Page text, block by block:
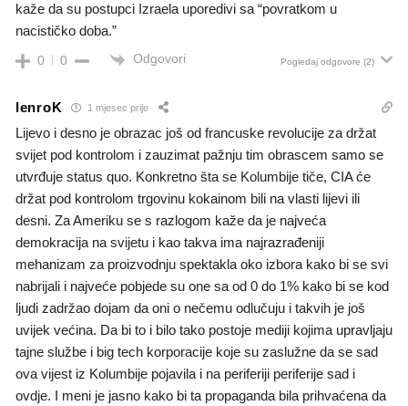
kaže da su postupci Izraela uporedivi sa “povratkom u
nacističko doba.”
0 0 Odgovori Pogledaj odgovore (2)
lenroK 1 mjesec prije
Lijevo i desno je obrazac još od francuske revolucije za držat
svijet pod kontrolom i zauzimat pažnju tim obrascem samo se
utvrđuje status quo. Konkretno šta se Kolumbije tiče, CIA će
držat pod kontrolom trgovinu kokainom bili na vlasti lijevi ili
desni. Za Ameriku se s razlogom kaže da je najveća
demokracija na svijetu i kao takva ima najrazrađeniji
mehanizam za proizvodnju spektakla oko izbora kako bi se svi
nabrijali i najveće pobjede su one sa od 0 do 1% kako bi se kod
ljudi zadržao dojam da oni o nečemu odlučuju i takvih je još
uvijek većina. Da bi to i bilo tako postoje mediji kojima upravljaju
tajne službe i big tech korporacije koje su zaslužne da se sad
ova vijest iz Kolumbije pojavila i na periferiji periferije sad i
ovdje. I meni je jasno kako bi ta propaganda bila prihvaćena da